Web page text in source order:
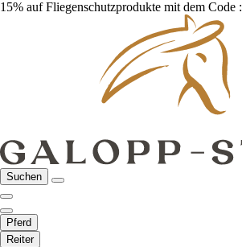
15% auf Fliegenschutzprodukte mit dem Code :
Suchen
Pferd
Reiter